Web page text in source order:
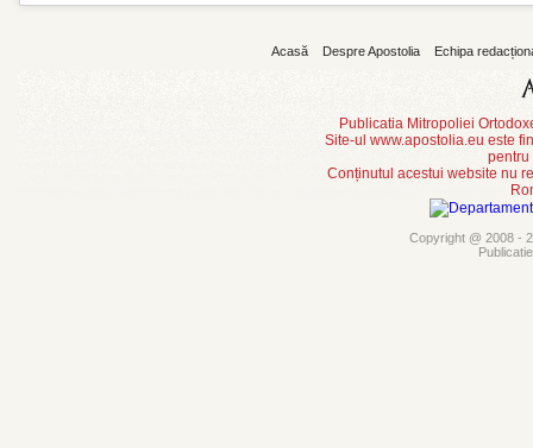
Acasă Despre Apostolia Echipa
Publicatia Mitropoliei
Site-ul www.apostolia.eu este
pentru
Conținutul acestui website nu
Copyright @ 2008 -